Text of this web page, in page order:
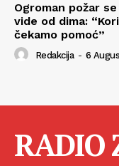
Ogroman požar
vide od dima:
čekamo pomoć”
Redakcija - 6
RADIO